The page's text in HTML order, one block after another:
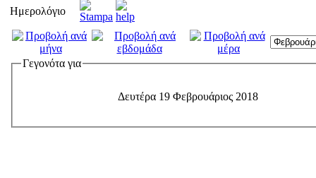
Ημερολόγιο
Γεγονότα για
Δευτέρα 19 Φεβρουάριος 2018